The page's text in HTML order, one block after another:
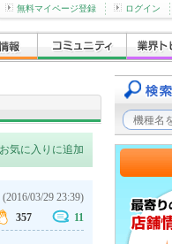
無料マイページ登録 ログイン
お気に入りに追加
(2016/03/29 23:39)
357
11